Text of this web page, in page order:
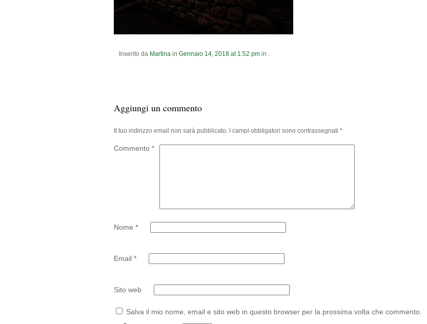
Inserito da Martina in Gennaio 14, 2018 at 1:52 pm in .
Aggiungi un commento
Il tuo indirizzo email non sarà pubblicato. I campi obbligatori sono contrassegnati *
Commento *
Nome *
Email *
Sito web
Salva il mio nome, email e sito web in questo browser per la prossima volta che commento.